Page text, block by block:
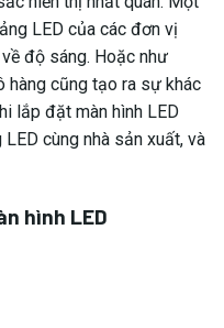
LED của các đơn vị
độ sáng. Hoặc như
hàng cũng tạo ra sự khác
lắp đặt màn hình LED
cùng nhà sản xuất, và
hình LED